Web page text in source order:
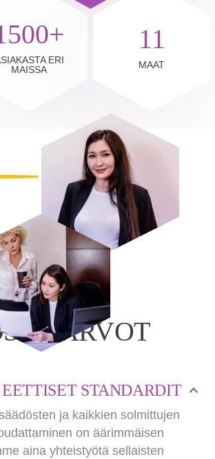
ERI
MAISSA
11
MAAT
ARVOT
STANDARDIT
ja kaikkien solmittujen
on äärimmäisen
aina yhteistyötä sellaisten